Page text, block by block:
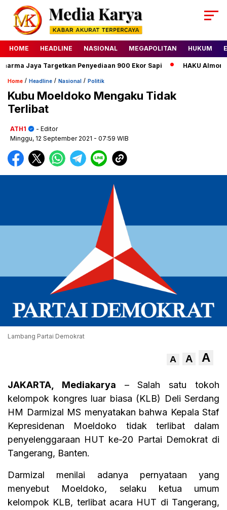
HOME HEADLINE NASIONAL MEGAPOLITAN HUKUM
Jaya Targetkan Penyediaan 900 Ekor Sapi HAKU Almond
Home / Headline / Nasional / Politik
Kubu Moeldoko Mengaku Tidak
Terlibat
ATH1
- Editor
Minggu, 12 September 2021 - 07:59 WIB
Lambang Partai Demokrat
A A A
JAKARTA, Mediakarya – Salah satu tokoh
kelompok kongres luar biasa (KLB) Deli Serdang
HM Darmizal MS menyatakan bahwa Kepala Staf
Kepresidenan Moeldoko tidak terlibat dalam
penyelenggaraan HUT ke-20 Partai Demokrat di
Tangerang, Banten.
Darmizal menilai adanya pernyataan yang
menyebut Moeldoko, selaku ketua umum
kelompok KLB, terlibat acara HUT di Tangerang,